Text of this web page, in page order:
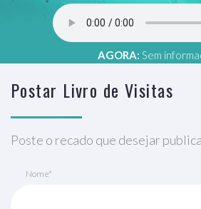
AGORA: Sem
Postar Livro de Visitas
Poste o recado que desejar
Nome*